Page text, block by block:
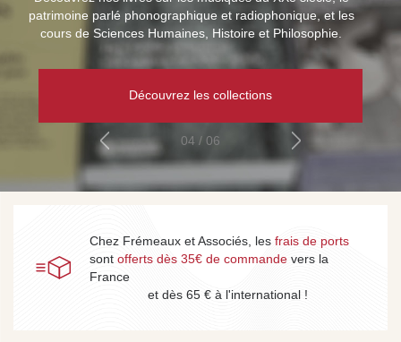
parlé phonographique et radiophonique, et les
Sciences Humaines, Histoire et Philosophie.
Découvrez les collections
04 / 06
Chez Frémeaux et Associés, les frais de ports
sont offerts dès 35€ de commande vers la
France
et dès 65 € à l'international !